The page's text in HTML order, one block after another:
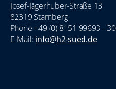
Josef-Jägerhuber-Straße 13
82319 Starnberg
Phone +49 (0) 8151 99693 - 30
E-Mail: info@h2-sued.de